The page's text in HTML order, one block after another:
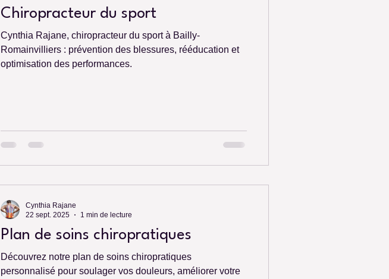
Chiropracteur du sport
Cynthia Rajane, chiropracteur du sport à Bailly-
Romainvilliers : prévention des blessures, rééducation et
optimisation des performances.
Plan de soins chiropratiques
Découvrez notre plan de soins chiropratiques
personnalisé pour soulager vos douleurs, améliorer votre
Cynthia Rajane
22 sept. 2025
1 min de lecture